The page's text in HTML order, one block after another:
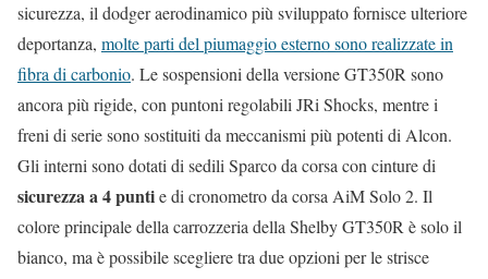
sicurezza, il dodger aerodinamico più sviluppato fornisce ulteriore
deportanza, molte parti del piumaggio esterno sono realizzate in
fibra di carbonio. Le sospensioni della versione GT350R sono
ancora più rigide, con puntoni regolabili JRi Shocks, mentre i
freni di serie sono sostituiti da meccanismi più potenti di Alcon.
Gli interni sono dotati di sedili Sparco da corsa con cinture di
sicurezza a 4 puntie di cronometro da corsa AiM Solo 2. Il
colore principale della carrozzeria della Shelby GT350R è solo il
bianco, ma è possibile scegliere tra due opzioni per le strisce